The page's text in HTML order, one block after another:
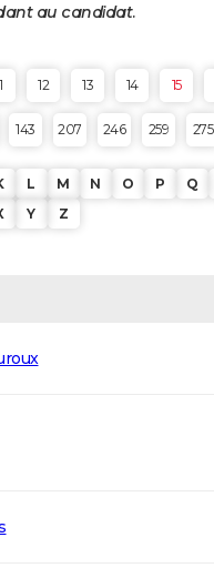
au candidat.
12 13 14 15
143 207 246 259 275
L M N O P Q
Y Z